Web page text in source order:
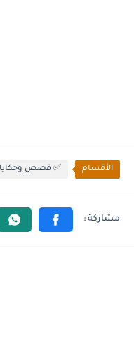
الأقسام ✅ قصص